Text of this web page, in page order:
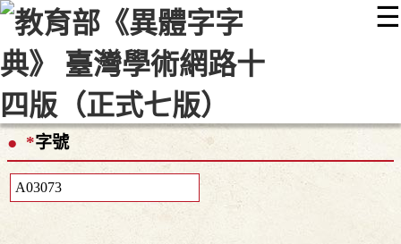
☰
::: 最新消息 常見問題 編輯說明
顯示模式
網站導覽
*字號